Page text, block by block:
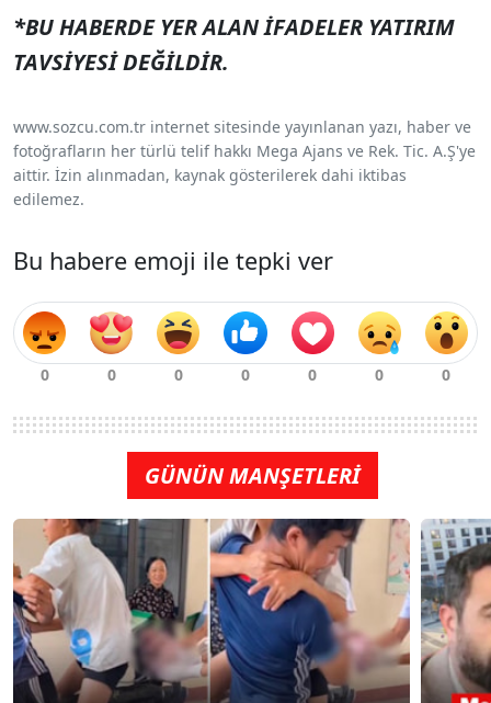
*BU HABERDE YER ALAN İFADELER YATIRIM
TAVSİYESİ DEĞİLDİR.
www.sozcu.com.tr internet sitesinde yayınlanan yazı, haber ve
fotoğrafların her türlü telif hakkı Mega Ajans ve Rek. Tic. A.Ş'ye
aittir. İzin alınmadan, kaynak gösterilerek dahi iktibas
edilemez.
Bu habere emoji ile tepki ver
GÜNÜN MANŞETLERİ